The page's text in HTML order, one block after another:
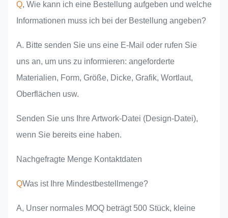
Q, Wie kann ich eine Bestellung aufgeben und welche
Informationen muss ich bei der Bestellung angeben?
A. Bitte senden Sie uns eine E-Mail oder rufen Sie
uns an, um uns zu informieren: angeforderte
Materialien, Form, Größe, Dicke, Grafik, Wortlaut,
Oberflächen usw.
Senden Sie uns Ihre Artwork-Datei (Design-Datei),
wenn Sie bereits eine haben.
Nachgefragte Menge Kontaktdaten
QWas ist Ihre Mindestbestellmenge?
A, Unser normales MOQ beträgt 500 Stück, kleine